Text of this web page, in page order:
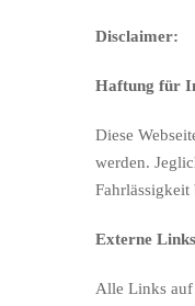
Disclaimer:
Haftung für
Diese
werden.
Fahrlässigkeit
Externe Links
Alle Links auf